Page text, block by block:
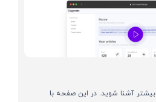
با هوش مصنوعی Copymate بیشتر آشنا شوید. در این صفحه با